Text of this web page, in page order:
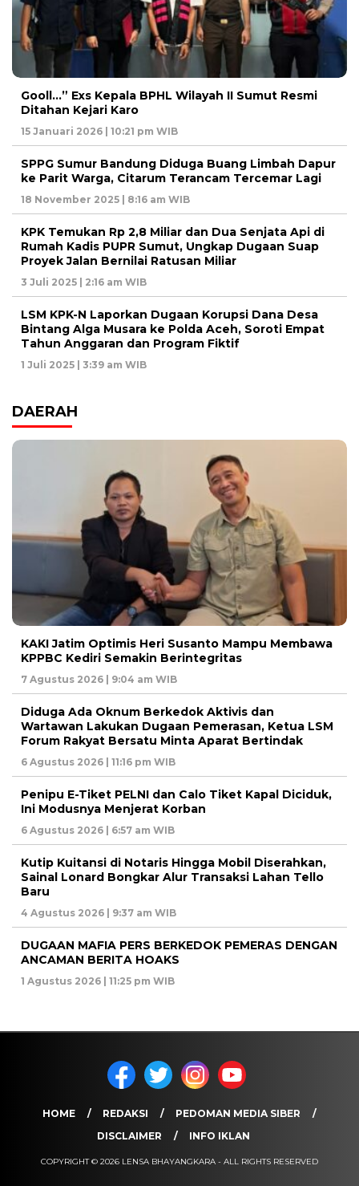
Gooll…” Exs Kepala BPHL Wilayah II Sumut Resmi
Ditahan Kejari Karo
15 Januari 2026 | 10:21 pm WIB
SPPG Sumur Bandung Diduga Buang Limbah Dapur
ke Parit Warga, Citarum Terancam Tercemar Lagi
18 November 2025 | 8:16 am WIB
KPK Temukan Rp 2,8 Miliar dan Dua Senjata Api di
Rumah Kadis PUPR Sumut, Ungkap Dugaan Suap
Proyek Jalan Bernilai Ratusan Miliar
3 Juli 2025 | 2:16 am WIB
LSM KPK-N Laporkan Dugaan Korupsi Dana Desa
Bintang Alga Musara ke Polda Aceh, Soroti Empat
Tahun Anggaran dan Program Fiktif
1 Juli 2025 | 3:39 am WIB
DAERAH
KAKI Jatim Optimis Heri Susanto Mampu Membawa
KPPBC Kediri Semakin Berintegritas
7 Agustus 2026 | 9:04 am WIB
Diduga Ada Oknum Berkedok Aktivis dan
Wartawan Lakukan Dugaan Pemerasan, Ketua LSM
Forum Rakyat Bersatu Minta Aparat Bertindak
6 Agustus 2026 | 11:16 pm WIB
Penipu E-Tiket PELNI dan Calo Tiket Kapal Diciduk,
Ini Modusnya Menjerat Korban
6 Agustus 2026 | 6:57 am WIB
Kutip Kuitansi di Notaris Hingga Mobil Diserahkan,
Sainal Lonard Bongkar Alur Transaksi Lahan Tello
Baru
4 Agustus 2026 | 9:37 am WIB
DUGAAN MAFIA PERS BERKEDOK PEMERAS DENGAN
ANCAMAN BERITA HOAKS
1 Agustus 2026 | 11:25 pm WIB
HOME REDAKSI
PEDOMAN MEDIA SIBER
DISCLAIMER
INFO IKLAN
COPYRIGHT © 2026 LENSA BHAYANGKARA - ALL RIGHTS RESERVED